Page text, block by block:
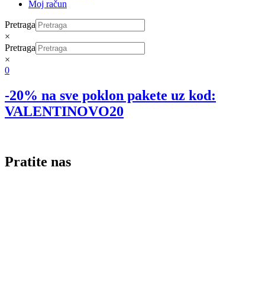
Moj račun
Pretraga
×
Pretraga
×
0
-20% na sve poklon pakete uz kod:
VALENTINOVO20
Pratite nas